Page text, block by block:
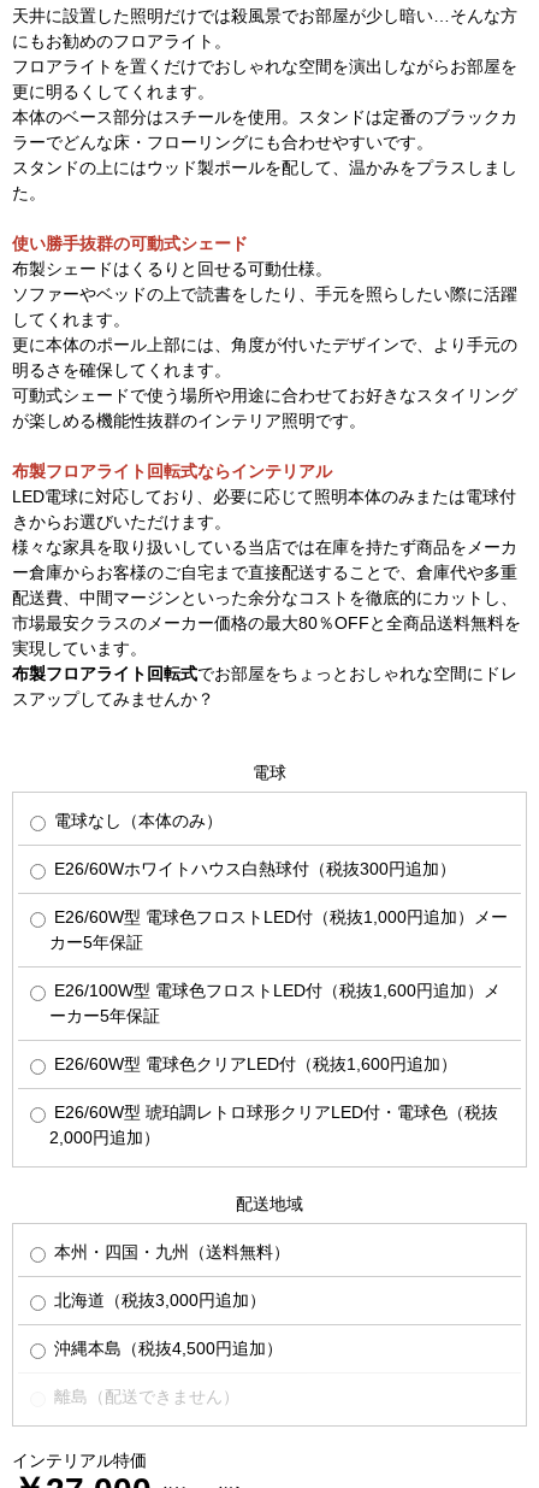
天井に設置した照明だけでは殺風景でお部屋が少し暗い…そんな方
にもお勧めのフロアライト。
フロアライトを置くだけでおしゃれな空間を演出しながらお部屋を
更に明るくしてくれます。
本体のベース部分はスチールを使用。スタンドは定番のブラックカ
ラーでどんな床・フローリングにも合わせやすいです。
スタンドの上にはウッド製ポールを配して、温かみをプラスしまし
た。
使い勝手抜群の可動式シェード
布製シェードはくるりと回せる可動仕様。
ソファーやベッドの上で読書をしたり、手元を照らしたい際に活躍
してくれます。
更に本体のポール上部には、角度が付いたデザインで、より手元の
明るさを確保してくれます。
可動式シェードで使う場所や用途に合わせてお好きなスタイリング
が楽しめる機能性抜群のインテリア照明です。
布製フロアライト回転式ならインテリアル
LED電球に対応しており、必要に応じて照明本体のみまたは電球付
きからお選びいただけます。
様々な家具を取り扱いしている当店では在庫を持たず商品をメーカ
ー倉庫からお客様のご自宅まで直接配送することで、倉庫代や多重
配送費、中間マージンといった余分なコストを徹底的にカットし、
市場最安クラスのメーカー価格の最大80％OFFと全商品送料無料を
実現しています。
布製フロアライト回転式でお部屋をちょっとおしゃれな空間にドレ
スアップしてみませんか？
電球
電球なし（本体のみ）
E26/60Wホワイトハウス白熱球付（税抜300円追加）
E26/60W型 電球色フロストLED付（税抜1,000円追加）メー
カー5年保証
E26/100W型 電球色フロストLED付（税抜1,600円追加）メ
ーカー5年保証
E26/60W型 電球色クリアLED付（税抜1,600円追加）
E26/60W型 琥珀調レトロ球形クリアLED付・電球色（税抜
2,000円追加）
配送地域
本州・四国・九州（送料無料）
北海道（税抜3,000円追加）
沖縄本島（税抜4,500円追加）
離島（配送できません）
インテリアル特価